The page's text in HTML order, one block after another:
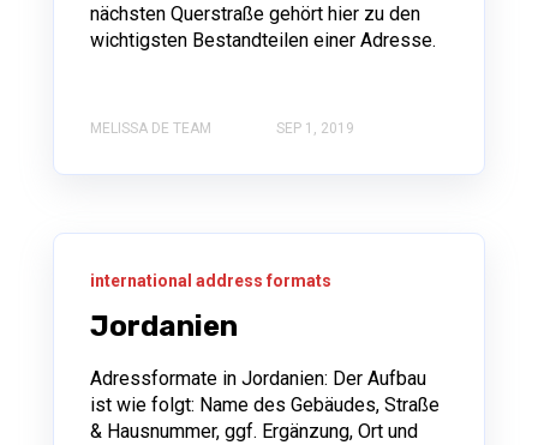
nächsten Querstraße gehört hier zu den
wichtigsten Bestandteilen einer Adresse.
MELISSA DE TEAM SEP 1, 2019
international address formats
Jordanien
Adressformate in Jordanien: Der Aufbau
ist wie folgt: Name des Gebäudes, Straße
& Hausnummer, ggf. Ergänzung, Ort und